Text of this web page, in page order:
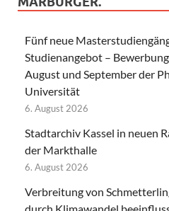
Fünf neue
Studienangebot –
August und September der
Universität
6. August 2026
Stadtarchiv Kassel in neuen
der Markthalle
6. August 2026
Verbreitung von
durch Klimawandel